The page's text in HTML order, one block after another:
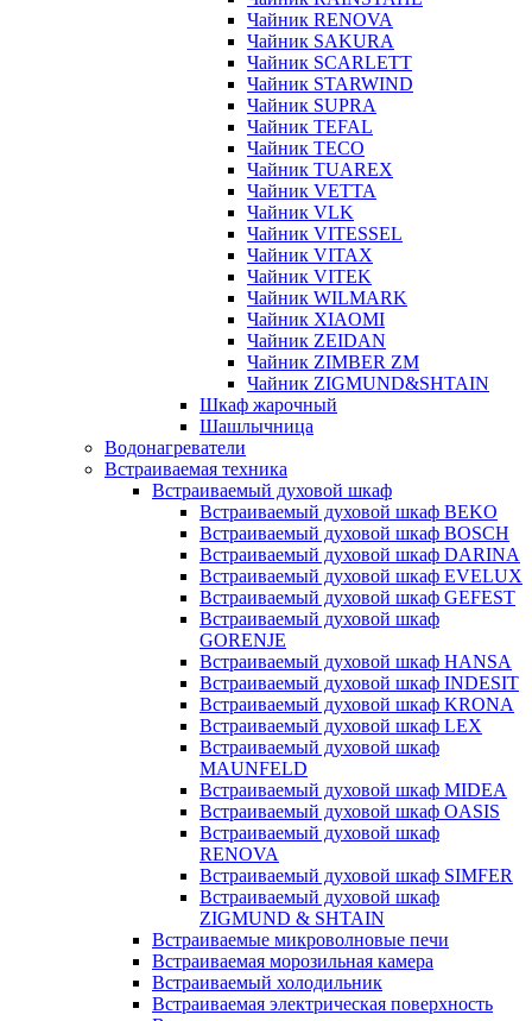
Чайник RENOVA
Чайник SAKURA
Чайник SCARLETT
Чайник STARWIND
Чайник SUPRA
Чайник TEFAL
Чайник TECO
Чайник TUAREX
Чайник VETTA
Чайник VLK
Чайник VITESSEL
Чайник VITAX
Чайник VITEK
Чайник WILMARK
Чайник XIAOMI
Чайник ZEIDAN
Чайник ZIMBER ZM
Чайник ZIGMUND&SHTAIN
Шкаф жарочный
Шашлычница
Водонагреватели
Встраиваемая техника
Встраиваемый духовой шкаф
Встраиваемый духовой шкаф BEKO
Встраиваемый духовой шкаф BOSCH
Встраиваемый духовой шкаф DARINA
Встраиваемый духовой шкаф EVELUX
Встраиваемый духовой шкаф GEFEST
Встраиваемый духовой шкаф
GORENJE
Встраиваемый духовой шкаф HANSA
Встраиваемый духовой шкаф INDESIT
Встраиваемый духовой шкаф KRONA
Встраиваемый духовой шкаф LEX
Встраиваемый духовой шкаф
MAUNFELD
Встраиваемый духовой шкаф MIDEA
Встраиваемый духовой шкаф OASIS
Встраиваемый духовой шкаф
RENOVA
Встраиваемый духовой шкаф SIMFER
Встраиваемый духовой шкаф
ZIGMUND & SHTAIN
Встраиваемые микроволновые печи
Встраиваемая морозильная камера
Встраиваемый холодильник
Встраиваемая электрическая поверхность